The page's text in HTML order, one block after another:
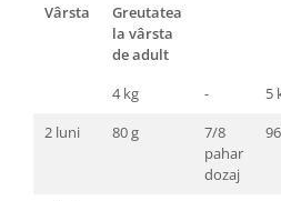
Vârsta
Greutatea
la vârsta
de adult
4 kg
- 5
2 luni
80 g
7/8
pahar
dozaj